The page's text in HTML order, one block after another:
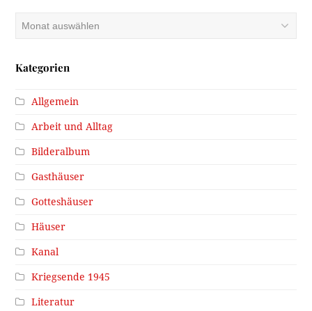
Kategorien
Allgemein
Arbeit und Alltag
Bilderalbum
Gasthäuser
Gotteshäuser
Häuser
Kanal
Kriegsende 1945
Literatur